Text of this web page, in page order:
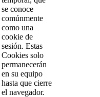
se conoce
comúnmente
como una
cookie de
sesión. Estas
Cookies solo
permanecerán
en su equipo
hasta que cierre
el navegador.